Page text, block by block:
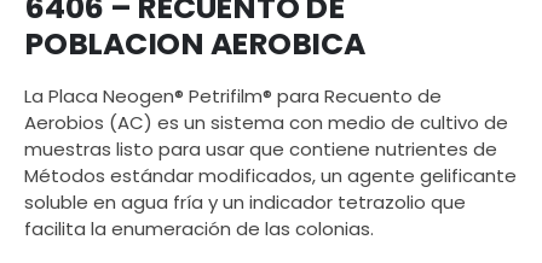
POBLACION AEROBICA
La Placa Neogen® Petrifilm® para Recuento de
Aerobios (AC) es un sistema con medio de cultivo de
muestras listo para usar que contiene nutrientes de
Métodos estándar modificados, un agente gelificante
soluble en agua fría y un indicador tetrazolio que
facilita la enumeración de las colonias.